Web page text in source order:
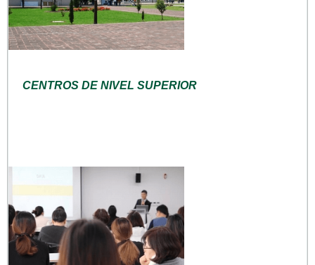
CENTROS DE NIVEL SUPERIOR